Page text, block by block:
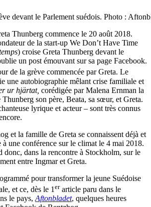
devant le Parlement suédois. Photo :
Thunberg commence le 20 août 2018.
de la start-up We Don’t Have Time
) croise Greta Thunberg devant le
un post émouvant sur sa page Facebook.
de la grève commencée par Greta. Le
une autobiographie mêlant crise familiale et
ur hjärtat, corédigée par Malena Ernman la
Thunberg son père, Beata, sa sœur, et Greta.
lyrique et acteur – sont très connus
et la famille de Greta se connaissent déjà et
à une conférence sur le climat le 4 mai 2018.
donc, dans la rencontre à Stockholm, sur le
entre Ingmar et Greta.
pour transformer la jeune Suédoise
et ce, dès le 1 erarticle paru dans le
le pays, Aftonbladet, quelques heures